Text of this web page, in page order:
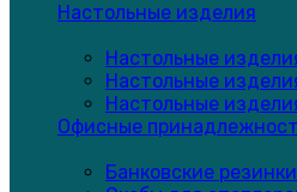
Настольные изделия
Настольные
Настольные
Настольные
Офисные
Банковские резинки